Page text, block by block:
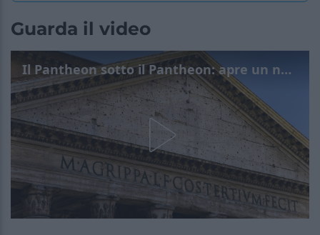
Guarda il video
Il Pantheon sotto il Pantheon: apre un nuovo percorso a Roma